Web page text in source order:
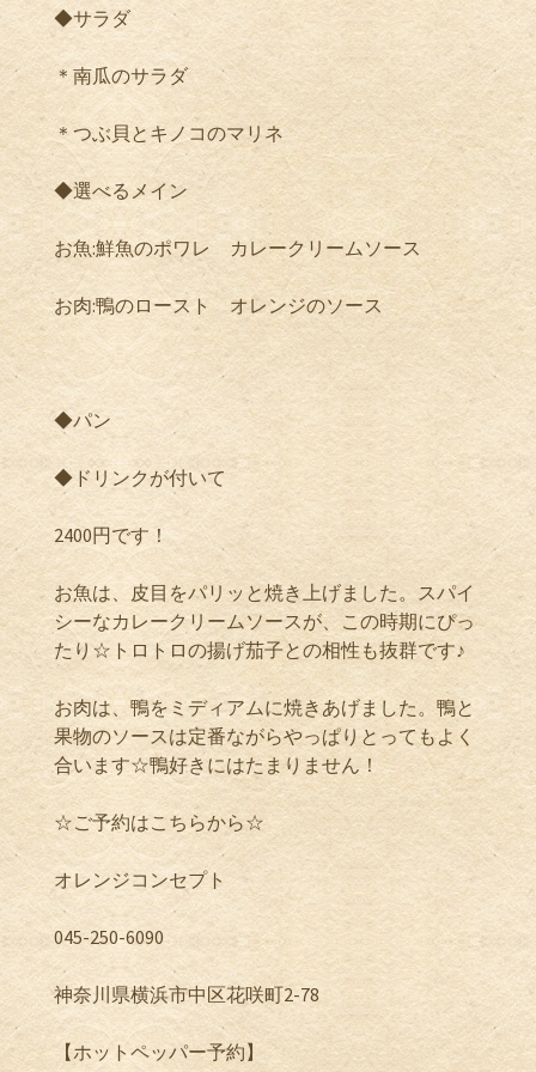
◆サラダ
＊南瓜のサラダ
＊つぶ貝とキノコのマリネ
◆選べるメイン
お魚:鮮魚のポワレ カレークリームソース
お肉:鴨のロースト オレンジのソース
◆パン
◆ドリンクが付いて
2400円です！
お魚は、皮目をパリッと焼き上げました。スパイ
シーなカレークリームソースが、この時期にぴっ
たり☆トロトロの揚げ茄子との相性も抜群です♪
お肉は、鴨をミディアムに焼きあげました。鴨と
果物のソースは定番ながらやっぱりとってもよく
合います☆鴨好きにはたまりません！
☆ご予約はこちらから☆
オレンジコンセプト
045-250-6090
神奈川県横浜市中区花咲町2-78
【ホットペッパー予約】